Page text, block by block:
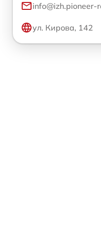
info@izh.pioneer-
ул. Кирова, 142